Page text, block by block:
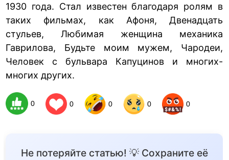
1930 года. Стал известен благодаря ролям в
таких фильмах, как Афоня, Двенадцать
стульев, Любимая женщина механика
Гаврилова, Будьте моим мужем, Чародеи,
Человек с бульвара Капуцинов и многих-
многих других.
0 0 0 0 0
Не потеряйте статью! 💡 Сохраните её